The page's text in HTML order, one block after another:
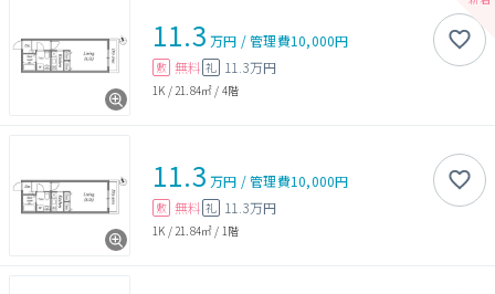
11.3 万円 /管理費10,000円
敷 無料 礼 11.3万円
1K / 21.84㎡ / 4階
11.3 万円 /管理費10,000円
敷 無料 礼 11.3万円
1K / 21.84㎡ / 1階